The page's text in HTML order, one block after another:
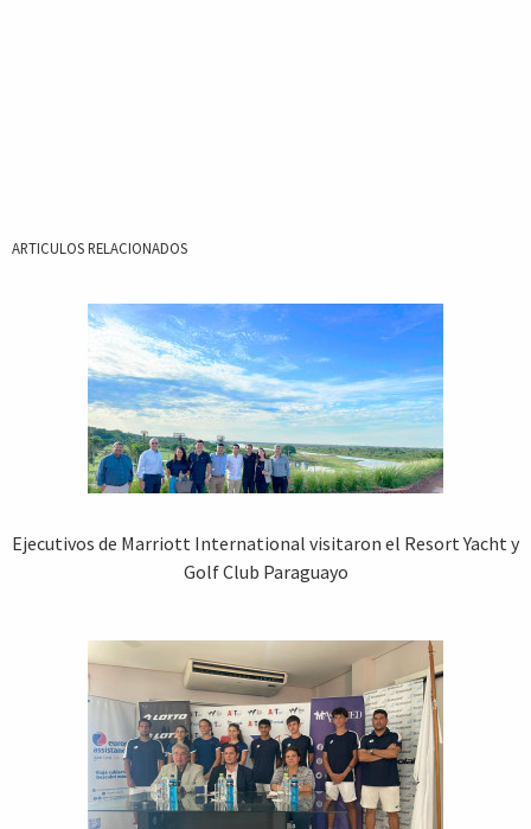
ARTICULOS RELACIONADOS
Ejecutivos de Marriott International visitaron el Resort Yacht y
Golf Club Paraguayo